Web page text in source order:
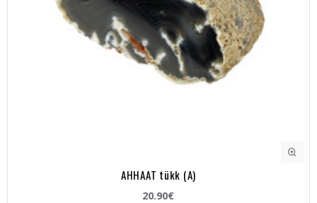
AHHAAT tükk (A)
20.90€